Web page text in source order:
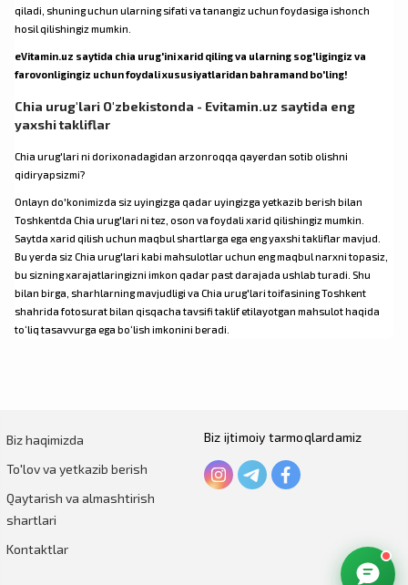
qiladi, shuning uchun ularning sifati va tanangiz uchun foydasiga ishonch
hosil qilishingiz mumkin.
eVitamin.uz saytida chia urug'ini xarid qiling va ularning sog'ligingiz va
farovonligingiz uchun foydali xususiyatlaridan bahramand bo'ling!
Chia urug'lari O'zbekistonda - Evitamin.uz saytida eng
yaxshi takliflar
Chia urug'lari ni dorixonadagidan arzonroqqa qayerdan sotib olishni
qidiryapsizmi?
Onlayn do'konimizda siz uyingizga qadar uyingizga yetkazib berish bilan
Toshkentda Chia urug'lari ni tez, oson va foydali xarid qilishingiz mumkin.
Saytda xarid qilish uchun maqbul shartlarga ega eng yaxshi takliflar mavjud.
Bu yerda siz Chia urug'lari kabi mahsulotlar uchun eng maqbul narxni topasiz,
bu sizning xarajatlaringizni imkon qadar past darajada ushlab turadi. Shu
bilan birga, sharhlarning mavjudligi va Chia urug'lari toifasining Toshkent
shahrida fotosurat bilan qisqacha tavsifi taklif etilayotgan mahsulot haqida
to‘liq tasavvurga ega bo‘lish imkonini beradi.
Biz haqimizda
To'lov va yetkazib berish
Qaytarish va almashtirish
shartlari
Kontaktlar
Biz ijtimoiy tarmoqlardamiz